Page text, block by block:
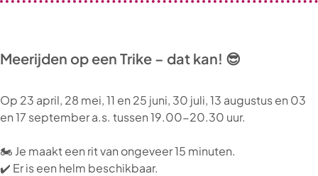
Meerijden op een Trike – dat kan! 😎
Op 23 april, 28 mei, 11 en 25 juni, 30 juli, 13 augustus en 03
en 17 september a.s. tussen 19.00-20.30 uur.
🏍️ Je maakt een rit van ongeveer 15 minuten.
✔️ Er is een helm beschikbaar.